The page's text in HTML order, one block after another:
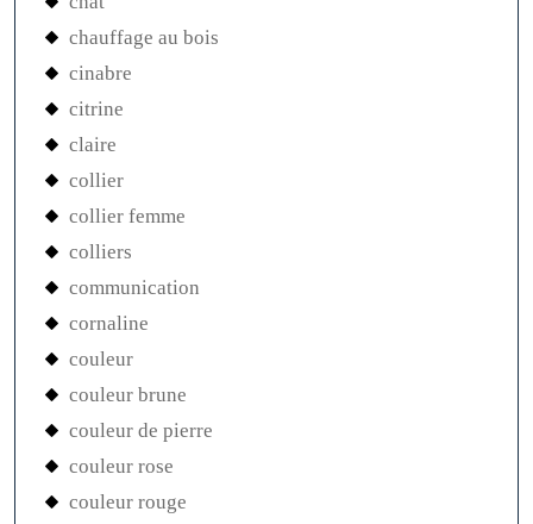
chauffage au bois
cinabre
citrine
claire
collier
collier femme
colliers
communication
cornaline
couleur
couleur brune
couleur de pierre
couleur rose
couleur rouge